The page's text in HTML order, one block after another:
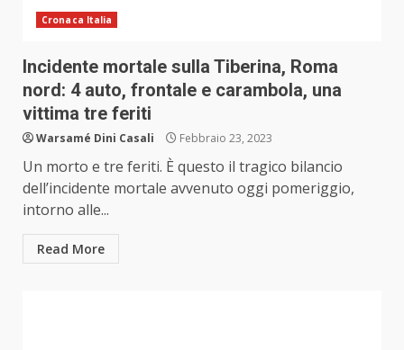
Cronaca Italia
Incidente mortale sulla Tiberina, Roma
nord: 4 auto, frontale e carambola, una
vittima tre feriti
Warsamé Dini Casali Febbraio 23, 2023
Un morto e tre feriti. È questo il tragico bilancio
dell’incidente mortale avvenuto oggi pomeriggio,
intorno alle...
Read More